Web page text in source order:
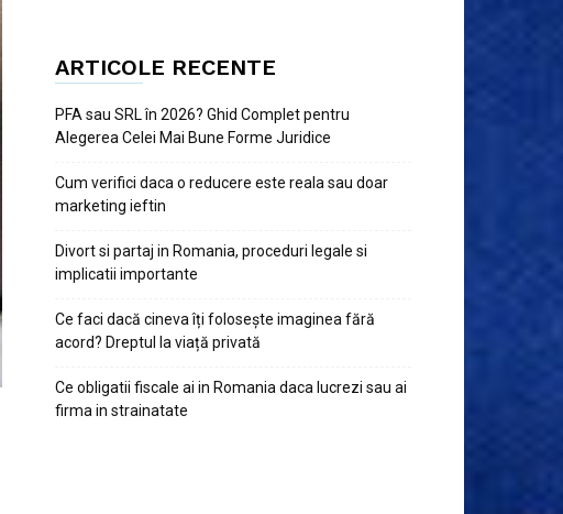
ARTICOLE RECENTE
PFA sau SRL în 2026? Ghid Complet pentru
Alegerea Celei Mai Bune Forme Juridice
Cum verifici daca o reducere este reala sau doar
marketing ieftin
Divort si partaj in Romania, proceduri legale si
implicatii importante
Ce faci dacă cineva îți folosește imaginea fără
acord? Dreptul la viață privată
Ce obligatii fiscale ai in Romania daca lucrezi sau ai
firma in strainatate